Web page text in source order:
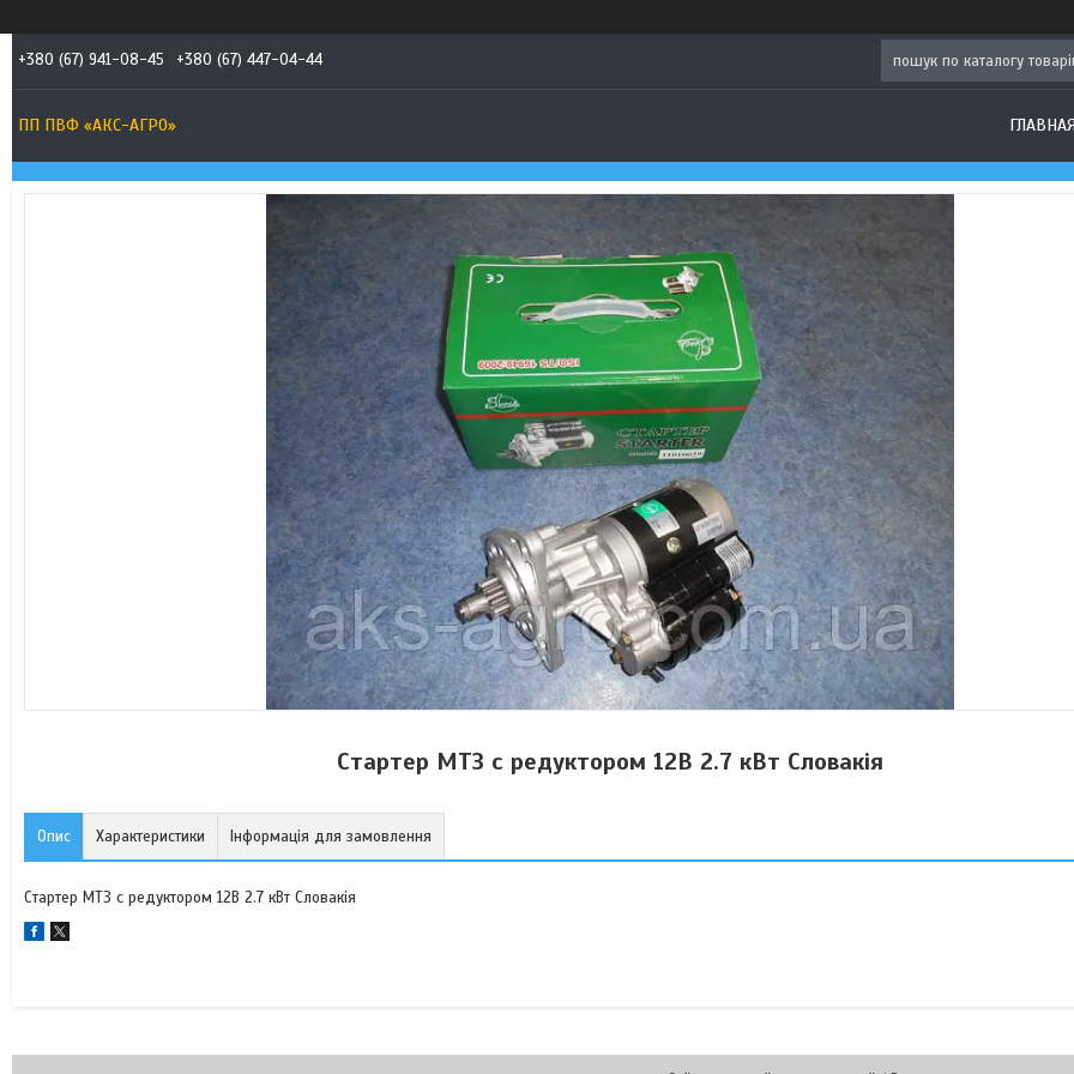
+380 (67) 941-08-45 +380 (67) 447-04-44
ПП ПВФ «АКС-АГРО» ГЛАВНАЯ
Стартер МТЗ с редуктором 12В 2.7 кВт Словакія
Опис Характеристики Інформація для замовлення
Стартер МТЗ с редуктором 12В 2.7 кВт Словакія